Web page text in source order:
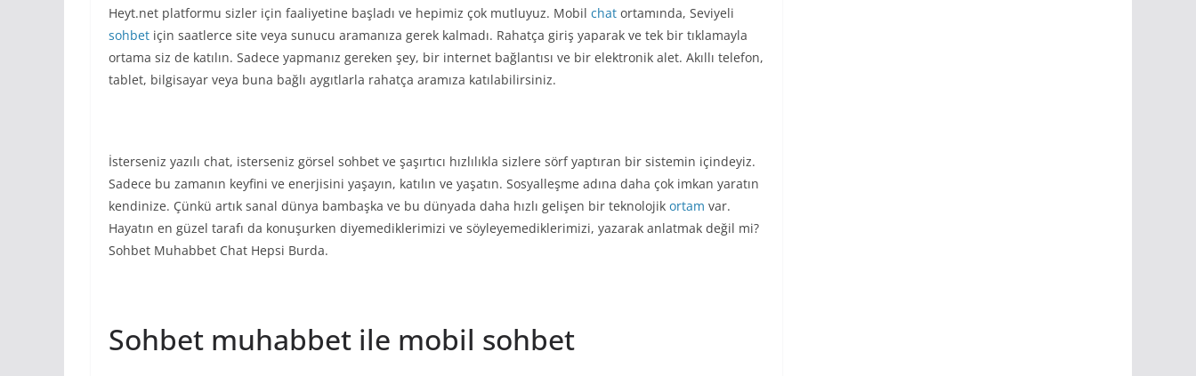
Heyt.net platformu sizler için faaliyetine başladı ve hepimiz çok mutluyuz. Mobil chat ortamında, Seviyeli
sohbet için saatlerce site veya sunucu aramanıza gerek kalmadı. Rahatça giriş yaparak ve tek bir tıklamayla
ortama siz de katılın. Sadece yapmanız gereken şey, bir internet bağlantısı ve bir elektronik alet. Akıllı telefon,
tablet, bilgisayar veya buna bağlı aygıtlarla rahatça aramıza katılabilirsiniz.
İsterseniz yazılı chat, isterseniz görsel sohbet ve şaşırtıcı hızlılıkla sizlere sörf yaptıran bir sistemin içindeyiz.
Sadece bu zamanın keyfini ve enerjisini yaşayın, katılın ve yaşatın. Sosyalleşme adına daha çok imkan yaratın
kendinize. Çünkü artık sanal dünya bambaşka ve bu dünyada daha hızlı gelişen bir teknolojik ortam var.
Hayatın en güzel tarafı da konuşurken diyemediklerimizi ve söyleyemediklerimizi, yazarak anlatmak değil mi?
Sohbet Muhabbet Chat Hepsi Burda.
Sohbet muhabbet ile mobil sohbet